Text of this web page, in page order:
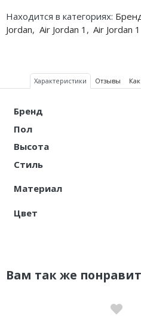
Находится в категориях:
Jordan, Air Jordan 1 , Air Jordan
Характеристики Отзывы
Бренд
Пол
Высота
Стиль
Материал
Цвет
Вам так же
Nike Uptempo